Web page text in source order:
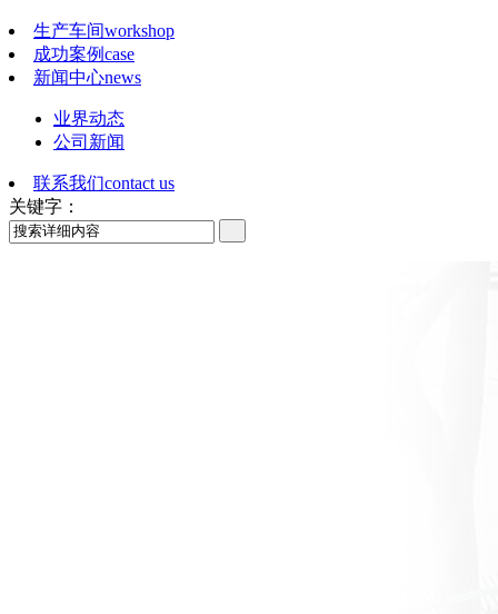
生产车间workshop
成功案例case
新闻中心news
业界动态
公司新闻
联系我们contact us
关键字：